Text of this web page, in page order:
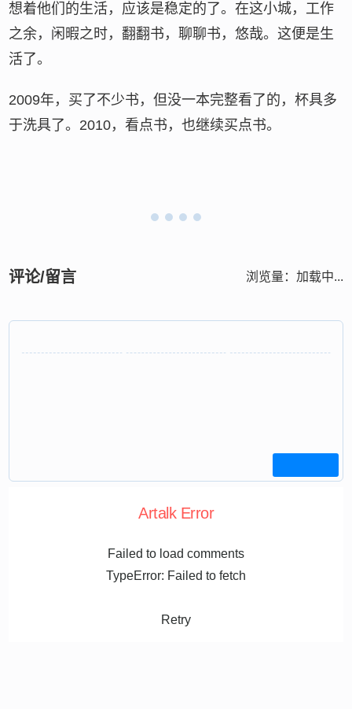
想着他们的生活，应该是稳定的了。在这小城，工作
之余，闲暇之时，翻翻书，聊聊书，悠哉。这便是生
活了。
2009年，买了不少书，但没一本完整看了的，杯具多
于洗具了。2010，看点书，也继续买点书。
评论/留言 浏览量： 加载中...
Artalk Error
Failed to load comments
TypeError: Failed to fetch
Retry